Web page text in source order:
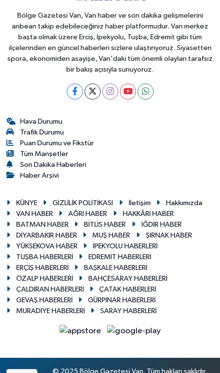
Bölge Gazetesi Van, Van haber ve son dakika gelişmelerini
anbean takip edebileceğiniz haber platformudur. Van merkez
başta olmak üzere Erciş, İpekyolu, Tuşba, Edremit gibi tüm
ilçelerinden en güncel haberleri sizlere ulaştırıyoruz. Siyasetten
spora, ekonomiden asayişe, Van'daki tüm önemli olayları tarafsız
bir bakış açısıyla sunuyoruz.
Hava Durumu
Trafik Durumu
Puan Durumu ve Fikstür
Tüm Manşetler
Son Dakika Haberleri
Haber Arşivi
KÜNYE GİZLİLİK POLİTİKASI İletişim
Hakkımızda
VAN HABER
AĞRI HABER
HAKKÂRİ HABER
BATMAN HABER
BİTLİS HABER
IĞDIR HABER
DİYARBAKIR HABER
MUŞ HABER
ŞIRNAK HABER
YÜKSEKOVA HABER
İPEKYOLU HABERLERİ
TUŞBA HABERLERİ
EDREMİT HABERLERİ
ERÇİŞ HABERLERİ
BAŞKALE HABERLERİ
ÖZALP HABERLERİ
BAHÇESARAY HABERLERİ
ÇALDIRAN HABERLERİ
ÇATAK HABERLERİ
GEVAŞ HABERLERİ
GÜRPINAR HABERLERİ
MURADİYE HABERLERİ
SARAY HABERLERİ
© 2025 Bölge Gazetesi Van. Tüm hakları saklıdır.